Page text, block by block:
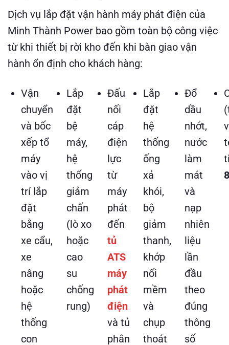
Dịch vụ lắp đặt vận hành máy phát điện của
Minh Thành Power bao gồm toàn bộ công việc
từ khi thiết bị rời kho đến khi bàn giao vận
hành ổn định cho khách hàng:
Vận
chuyển
và bốc
xếp tổ
máy
vào vị
trí lắp
đặt
bằng
xe cẩu,
xe
nâng
hoặc
hệ
thống
con
Lắp
đặt
bệ
máy,
hệ
thống
giảm
chấn
(lò xo
hoặc
cao
su
chống
rung)
Đấu
nối
cáp
điện
lực
từ
máy
phát
đến
tủ
ATS
máy
phát
điện
và tủ
phân
Lắp
đặt
hệ
thống
ống
xả
khói,
bộ
giảm
thanh,
khớp
nối
mềm
và
chụp
thoát
Đổ
dầu
nhớt,
nước
làm
mát
và
nạp
nhiên
liệu
lần
đầu
theo
đúng
thông
số